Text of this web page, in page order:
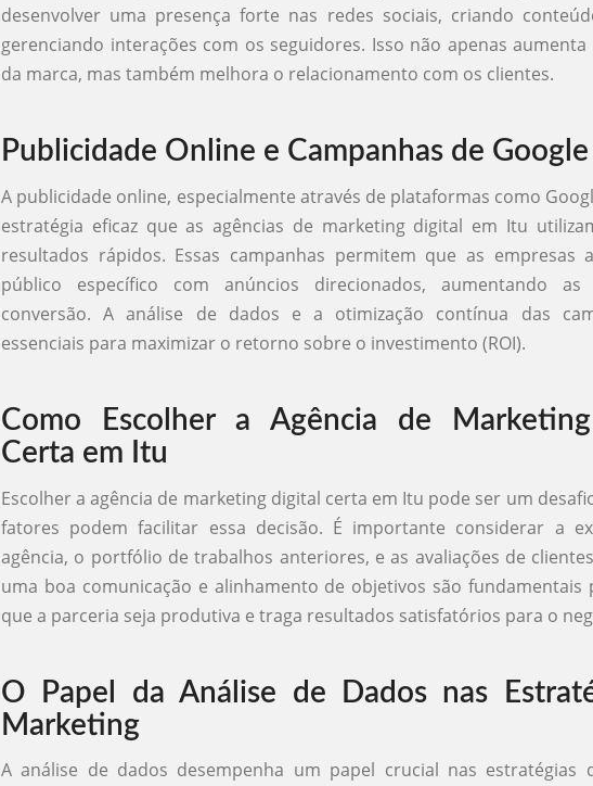
desenvolver uma presença forte nas redes sociais, criando
gerenciando interações com os seguidores. Isso não apenas aumenta
da marca, mas também melhora o relacionamento com os clientes.
Publicidade Online e Campanhas de
A publicidade online, especialmente através de plataformas como
estratégia eficaz que as agências de marketing digital em Itu
resultados rápidos. Essas campanhas permitem que as empresas
público específico com anúncios direcionados, aumentando as
conversão. A análise de dados e a otimização contínua das
essenciais para maximizar o retorno sobre o investimento (ROI).
Como Escolher a Agência de
Certa em Itu
Escolher a agência de marketing digital certa em Itu pode ser um
fatores podem facilitar essa decisão. É importante considerar a
agência, o portfólio de trabalhos anteriores, e as avaliações de
uma boa comunicação e alinhamento de objetivos são fundamentais
que a parceria seja produtiva e traga resultados satisfatórios para o
O Papel da Análise de Dados nas
Marketing
A análise de dados desempenha um papel crucial nas estratégias